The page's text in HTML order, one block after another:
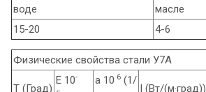
воде
масле
15-20
4-6
Физические свойства стали У7А
T (Град)
E 10-
a 10 6 (1/
l (Вт/(м·град))